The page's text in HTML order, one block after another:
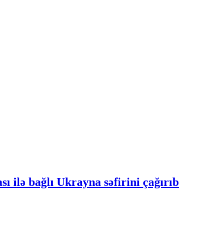
ilə bağlı Ukrayna səfirini çağırıb